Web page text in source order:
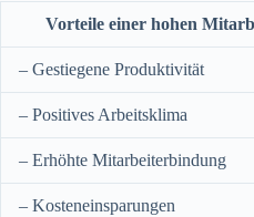
Vorteile einer hohen
– Gestiegene Produktivität
– Positives Arbeitsklima
– Erhöhte Mitarbeiterbindung
– Kosteneinsparungen